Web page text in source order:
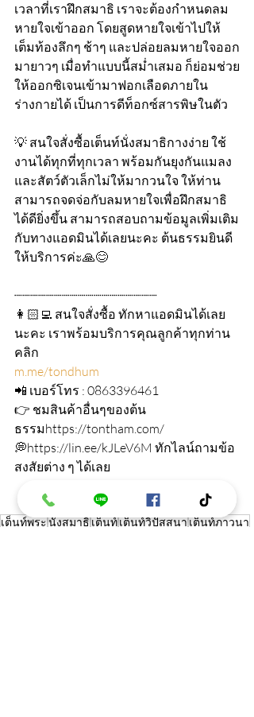
เวลาที่เราฝึกสมาธิ เราจะต้องกำหนดลม
หายใจเข้าออก โดยสูดหายใจเข้าไปให้
เต็มท้องลึกๆ ช้าๆ และปล่อยลมหายใจออก
มายาวๆ เมื่อทำแบบนี้สม่ำเสมอ ก็ย่อมช่วย
ให้ออกซิเจนเข้ามาฟอกเลือดภายใน
ร่างกายได้ เป็นการดีท็อกซ์สารพิษในตัว
💡 สนใจสั่งซื้อเต็นท์นั่งสมาธิกางง่าย ใช้
งานได้ทุกที่ทุกเวลา พร้อมกันยุงกันแมลง
และสัตว์ตัวเล็กไม่ให้มากวนใจ ให้ท่าน
สามารถจดจ่อกับลมหายใจเพื่อฝึกสมาธิ
ได้ดียิ่งขึ้น สามารถสอบถามข้อมูลเพิ่มเติม
กับทางแอดมินได้เลยนะคะ ต้นธรรมยินดี
ให้บริการค่ะ🙏😊
┈┈┈┈┈┈┈┈┈┈┈┈┈┈┈┈┈┈
👩🏻‍💻 สนใจสั่งซื้อ ทักหาแอดมินได้เลย
นะคะ เราพร้อมบริการคุณลูกค้าทุกท่าน
คลิก
m.me/tondhum
📲 เบอร์โทร : 0863396461
👉 ชมสินค้าอื่นๆของต้น
ธรรมhttps://tontham.com/
💭https://lin.ee/kJLeV6M ทักไลน์ถามข้อ
สงสัยต่าง ๆ ได้เลย
เต็นท์พระนั่งสมาธิเต็นท์เต็นท์วิปัสสนาเต็นท์ภาวนา